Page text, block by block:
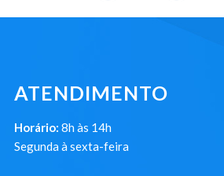
ATENDIMENTO
Horário: 8h às 14h
Segunda à sexta-feira